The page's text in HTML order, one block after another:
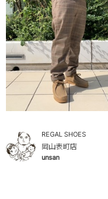
REGAL SHOES
岡山表町店
unsan